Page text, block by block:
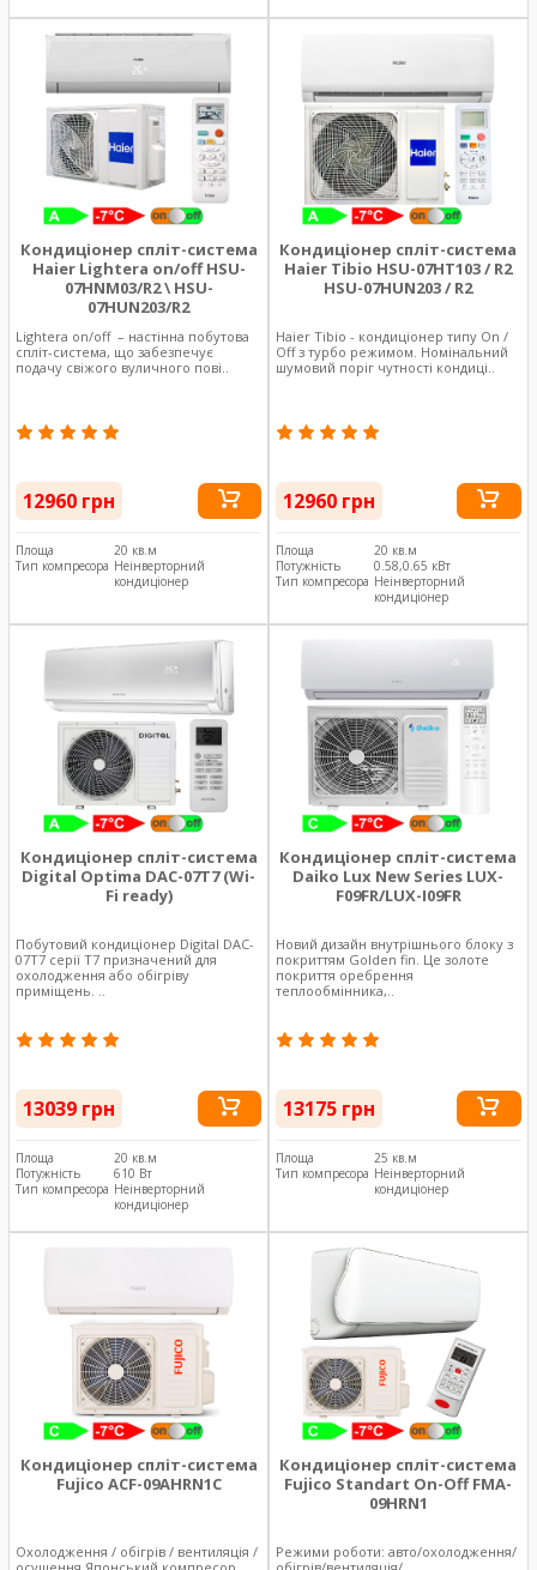
Кондиціонер спліт-система
Haier Lightera оn/off HSU-
07HNM03/R2 \ HSU-
07HUN203/R2
Lightera оn/off – настінна побутова
спліт-система, що забезпечує
подачу свіжого вуличного пові..
12960 грн
Площа
20 кв.м
Тип компресора Неінверторний
кондиціонер
Кондиціонер спліт-система
Haier Tibio HSU-07HT103 / R2
HSU-07HUN203 / R2
Haier Tibio - кондиціонер типу On /
Off з турбо режимом. Номінальний
шумовий поріг чутності кондиці..
12960 грн
Площа
20 кв.м
Потужність
0.58,0.65 кВт
Тип компресора Неінверторний
кондиціонер
Кондиціонер спліт-система
Digital Optima DAC-07T7 (Wi-
Fi ready)
Побутовий кондиціонер Digital DAC-
07T7 серії T7 призначений для
охолодження або обігріву
приміщень. ..
13039 грн
Площа
20 кв.м
Потужність
610 Вт
Тип компресора Неінверторний
кондиціонер
Кондиціонер спліт-система
Daiko Lux New Series LUX-
F09FR/LUX-I09FR
Новий дизайн внутрішнього блоку з
покриттям Golden fin. Це золоте
покриття оребрення
теплообмінника,..
13175 грн
Площа
25 кв.м
Тип компресора Неінверторний
кондиціонер
Кондиціонер спліт-система
Fujico ACF-09AHRN1C
Охолодження / обігрів / вентиляція /
Кондиціонер спліт-система
Fujico Standart On-Off FMA-
09HRN1
Режими роботи: авто/охолодження/